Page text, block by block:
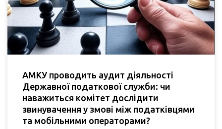
АМКУ проводить аудит діяльності
Державної податкової служби: чи
наважиться комітет дослідити
звинувачення у змові між податківцями
та мобільними операторами?